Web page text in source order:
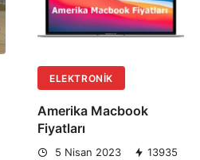
ELEKTRONIK
Amerika Macbook
Fiyatları
5 Nisan 2023 13935